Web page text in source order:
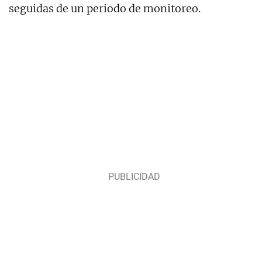
seguidas de un periodo de monitoreo.